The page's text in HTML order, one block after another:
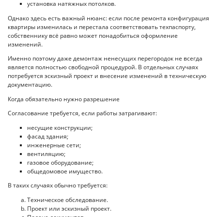
установка натяжных потолков.
Однако здесь есть важный нюанс: если после ремонта конфигурация
квартиры изменилась и перестала соответствовать техпаспорту,
собственнику всё равно может понадобиться оформление
изменений.
Именно поэтому даже демонтаж ненесущих перегородок не всегда
является полностью свободной процедурой. В отдельных случаях
потребуется эскизный проект и внесение изменений в техническую
документацию.
Когда обязательно нужно разрешение
Согласование требуется, если работы затрагивают:
несущие конструкции;
фасад здания;
инженерные сети;
вентиляцию;
газовое оборудование;
общедомовое имущество.
В таких случаях обычно требуется:
Техническое обследование.
Проект или эскизный проект.